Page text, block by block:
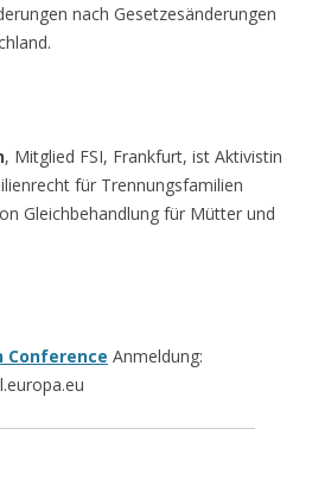
nach Gesetzesänderungen
, Mitglied FSI, Frankfurt, ist Aktivistin
für Trennungsfamilien
Gleichbehandlung für Mütter und
Conference Anmeldung: